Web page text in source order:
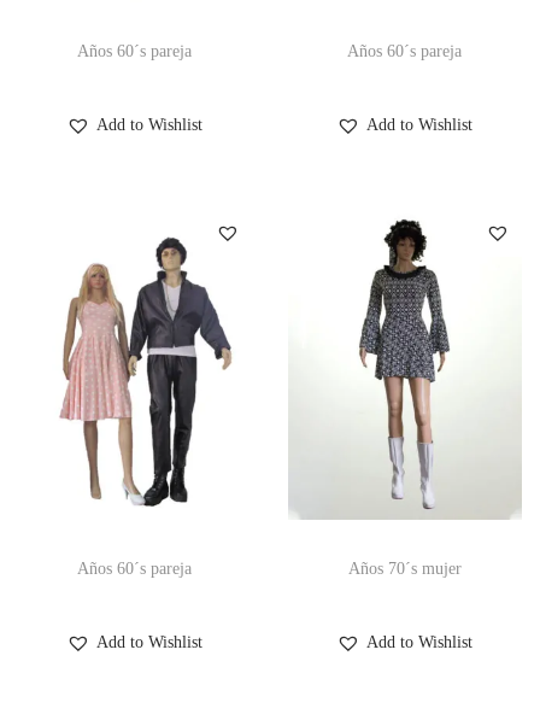
Años 60´s pareja
Add to Wishlist
Años 60´s pareja
Add to Wishlist
Años 60´s pareja
Add to Wishlist
Años 70´s mujer
Add to Wishlist